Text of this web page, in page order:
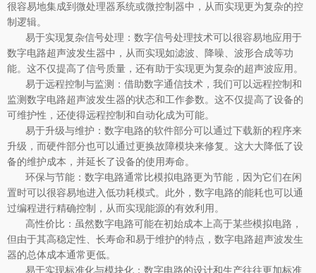
很容易地集成到微处理器系统或微控制器中，从而实现更为复杂的控
制逻辑。
易于实现复杂信号处理：数字信号处理技术可以很容易地应用于
数字电路超声波发生器中，从而实现如滤波、降噪、波形合成等功
能。这不仅提高了信号质量，还有助于实现更为复杂的超声波应用。
易于远程控制与监测：借助数字通信技术，我们可以远程控制和
监测数字电路超声波发生器的状态和工作参数。这不仅提高了设备的
可维护性，还使得远程控制和自动化成为可能。
易于升级与维护：数字电路的软件部分可以通过下载新的程序来
升级，而硬件部分也可以通过更换故障模块来修复。这大大降低了设
备的维护成本，并延长了设备的使用寿命。
环保与节能：数字电路通常比模拟电路更为节能，因为它们在闲
置时可以很容易地进入低功耗模式。此外，数字电路的能耗也可以通
过编程进行精确控制，从而实现能源的有效利用。
高性价比：虽然数字电路可能在初始成本上高于某些模拟电路，
但由于其高稳定性、长寿命和易于维护的特点，数字电路超声波发生
器的总体成本通常更低。
易于实现标准化与模块化：数字电路的设计和生产往往更加标准